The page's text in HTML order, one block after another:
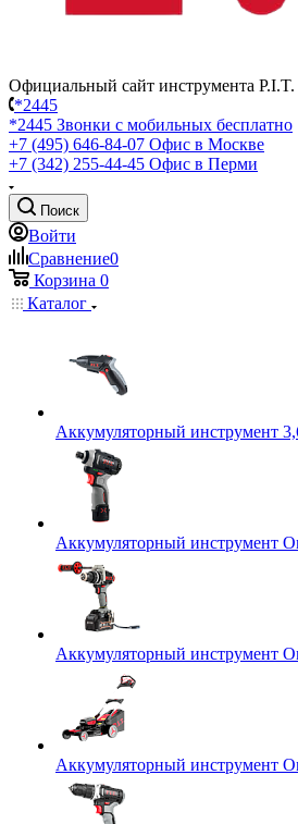
Официальный сайт инструмента P.I.T.
*2445
*2445 Звонки с мобильных бесплатно
+7 (495) 646-84-07 Офис в Москве
+7 (342) 255-44-45 Офис в Перми
Поиск
Войти
Сравнение0
Корзина 0
Каталог
Аккумуляторный инструмент
Аккумуляторный инструмент
Аккумуляторный инструмент
Аккумуляторный инструмент